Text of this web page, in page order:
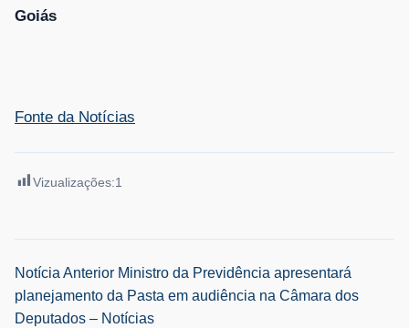
Goiás
Fonte da Notícias
Vizualizações:1
Navegação
de
Notícia Anterior Ministro da Previdência apresentará
planejamento da Pasta em audiência na Câmara dos
Deputados – Notícias